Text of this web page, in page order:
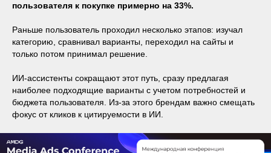
пользователя к покупке примерно на 33%.
Раньше пользователь проходил несколько этапов: изучал
категорию, сравнивал варианты, переходил на сайты и
только потом принимал решение.
ИИ-ассистенты сокращают этот путь, сразу предлагая
наиболее подходящие варианты с учетом потребностей и
бюджета пользователя. Из-за этого брендам важно смещать
фокус от кликов к цитируемости в ИИ.